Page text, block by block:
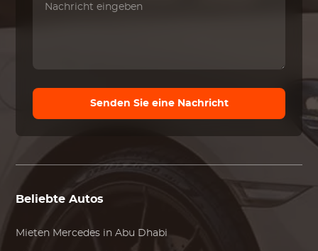
Senden Sie eine Nachricht
Beliebte Autos
Mieten Mercedes in Abu Dhabi